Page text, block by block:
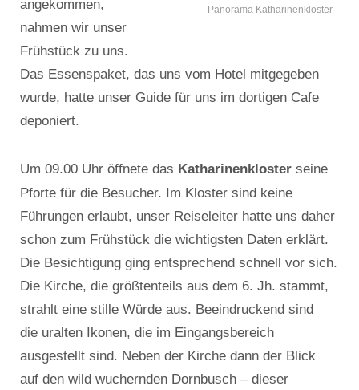
Panorama Katharinenkloster
angekommen,
nahmen wir unser
Frühstück zu uns.
Das Essenspaket, das uns vom Hotel mitgegeben
wurde, hatte unser Guide für uns im dortigen Cafe
deponiert.
Um 09.00 Uhr öffnete das Katharinenkloster seine
Pforte für die Besucher. Im Kloster sind keine
Führungen erlaubt, unser Reiseleiter hatte uns daher
schon zum Frühstück die wichtigsten Daten erklärt.
Die Besichtigung ging entsprechend schnell vor sich.
Die Kirche, die größtenteils aus dem 6. Jh. stammt,
strahlt eine stille Würde aus. Beeindruckend sind
die uralten Ikonen, die im Eingangsbereich
ausgestellt sind. Neben der Kirche dann der Blick
auf den wild wuchernden Dornbusch – dieser